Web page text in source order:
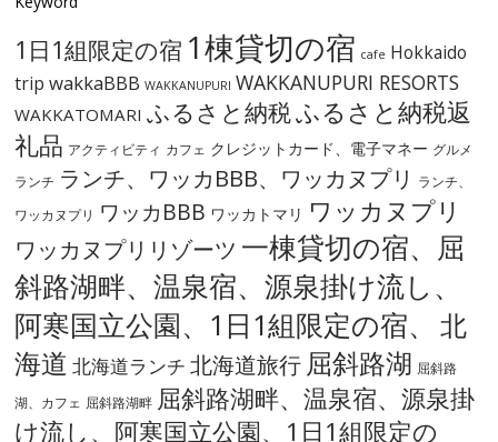
1日1組限定の宿 1棟貸切の宿 cafe Hokkaido
trip wakkaBBB WAKKANUPURI WAKKANUPURI RESORTS
WAKKATOMARI ふるさと納税ふるさと納税返
礼品 アクティビティ カフェ クレジットカード、電子マネー グルメ
ランチ ランチ、ワッカBBB、ワッカヌプリ
ランチ、
ワッカヌプリ ワッカBBB ワッカトマリ ワッカヌプリ
ワッカヌプリリゾーツ 一棟貸切の宿、屈
斜路湖畔、温泉宿、源泉掛け流し、
阿寒国立公園、1日1組限定の宿、
北
海道 北海道ランチ 北海道旅行 屈斜路湖 屈斜路
湖、カフェ 屈斜路湖畔 屈斜路湖畔、温泉宿、源泉掛
け流し、阿寒国立公園、1日1組限定の